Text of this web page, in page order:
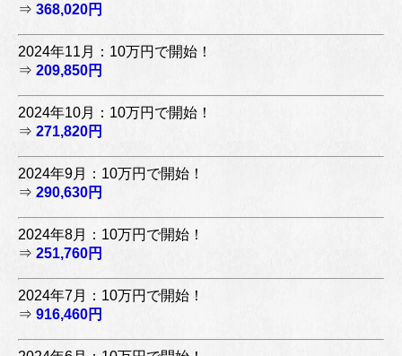
⇒ 368,020円
2024年11月：10万円で開始！
⇒ 209,850円
2024年10月：10万円で開始！
⇒ 271,820円
2024年9月：10万円で開始！
⇒ 290,630円
2024年8月：10万円で開始！
⇒ 251,760円
2024年7月：10万円で開始！
⇒ 916,460円